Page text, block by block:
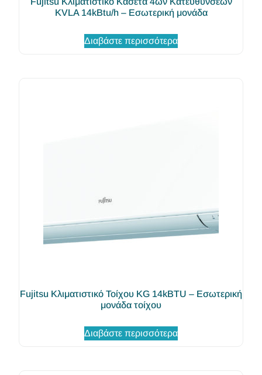
KVLA 14kBtu/h – Εσωτερική μονάδα
Διαβάστε περισσότερα
Fujitsu Κλιματιστικό Τοίχου KG 14kBTU – Εσωτερική
μονάδα τοίχου
Διαβάστε περισσότερα